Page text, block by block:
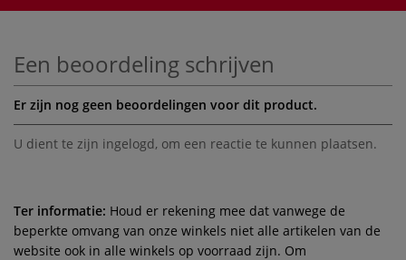
Een beoordeling schrijven
Er zijn nog geen beoordelingen voor dit product.
U dient te zijn ingelogd, om een reactie te kunnen plaatsen.
Ter informatie: Houd er rekening mee dat vanwege de
beperkte omvang van onze winkels niet alle artikelen van de
website ook in alle winkels op voorraad zijn. Om